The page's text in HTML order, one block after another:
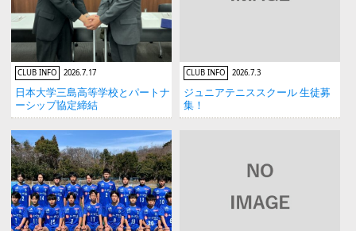
CLUB INFO 2026.7.17
日本大学三島高等学校とパートナ
ーシップ協定締結
CLUB INFO 2026.7.3
ジュニアテニススクール 生徒募
集！